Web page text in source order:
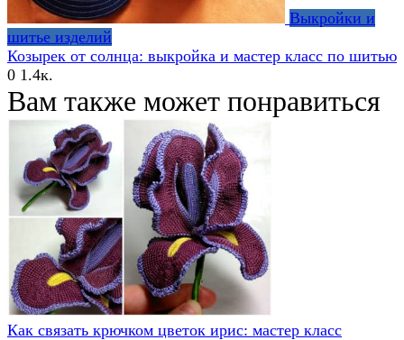
Выкройки и
шитье изделий
Козырек от солнца: выкройка и мастер класс по шитью
0 1.4к.
Вам также может понравиться
Как связать крючком цветок ирис: мастер класс